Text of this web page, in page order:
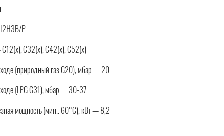
P
C32(x), C42(x), C52(x)
(природный газ G20), мбар — 20
(LPG G31), мбар — 30-37
мощность (мин.. 60°C), кВт — 8,2